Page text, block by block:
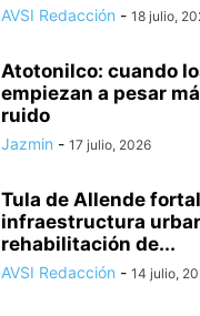
AVSI Redacción - 18 julio,
Atotonilco: cuando
empiezan a pesar
ruido
Jazmin - 17 julio, 2026
Tula de Allende
infraestructura
rehabilitación de...
AVSI Redacción - 14 julio,